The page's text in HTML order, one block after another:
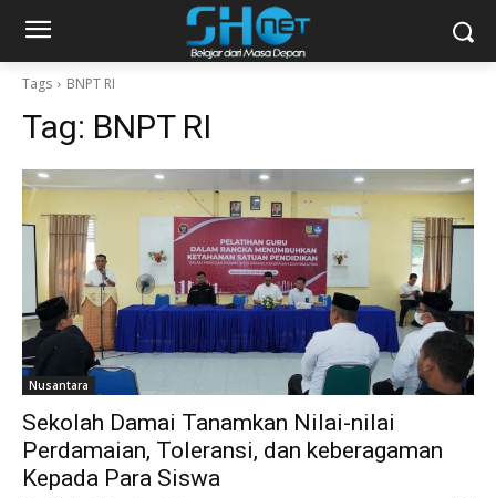
Tags BNPT RI
Tag: BNPT RI
Nusantara
Sekolah Damai Tanamkan Nilai-nilai
Perdamaian, Toleransi, dan keberagaman
Kepada Para Siswa